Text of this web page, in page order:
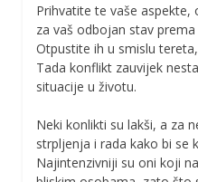
Prihvatite te vaše
za vaš odbojan stav
Otpustite ih u smislu
Tada konflikt zauvijek
situacije u životu.
Neki konlikti su lakši, a za
strpljenja i rada kako bi se
Najintenzivniji su oni koji